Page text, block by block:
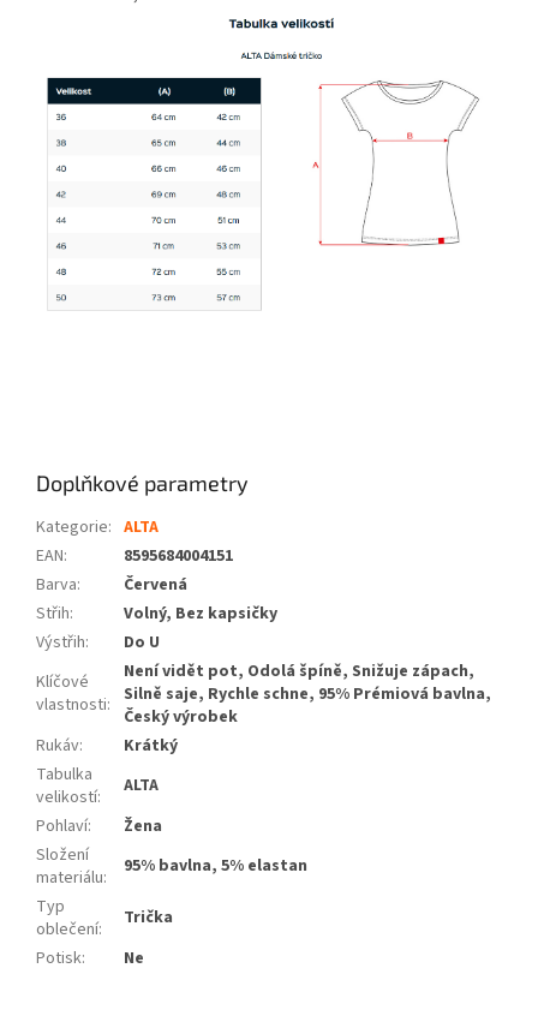
Doplňkové parametry
Kategorie: ALTA
EAN:
8595684004151
Barva:
Červená
Střih:
Volný, Bez kapsičky
Výstřih:
Do U
Klíčové
vlastnosti:
Není vidět pot, Odolá špíně, Snižuje zápach,
Silně saje, Rychle schne, 95% Prémiová bavlna,
Český výrobek
Rukáv:
Krátký
Tabulka
velikostí:
ALTA
Pohlaví:
Žena
Složení
materiálu:
95% bavlna, 5% elastan
Typ
oblečení:
Trička
Potisk: Ne